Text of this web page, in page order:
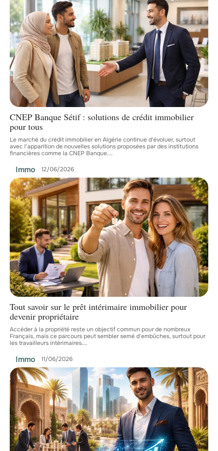
CNEP Banque Sétif : solutions de crédit immobilier
pour tous
Le marché du crédit immobilier en Algérie continue d'évoluer, surtout
avec l'apparition de nouvelles solutions proposées par des institutions
financières comme la CNEP Banque.…
Immo 12/06/2026
Tout savoir sur le prêt intérimaire immobilier pour
devenir propriétaire
Accéder à la propriété reste un objectif commun pour de nombreux
Français, mais ce parcours peut sembler semé d'embûches, surtout pour
les travailleurs intérimaires.…
Immo 11/06/2026